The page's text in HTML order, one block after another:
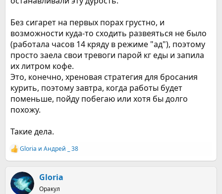
Без сигарет на первых порах грустно, и
возможности куда-то сходить развеяться не было
(работала часов 14 кряду в режиме "ад"), поэтому
просто заела свои тревоги парой кг еды и запила
их литром кофе.
Это, конечно, хреновая стратегия для бросания
курить, поэтому завтра, когда работы будет
поменьше, пойду побегаю или хотя бы долго
похожу.
Такие дела.
Р
е
к
ц
и
Gloria и Андрей _ 38
Gloria
Оракул